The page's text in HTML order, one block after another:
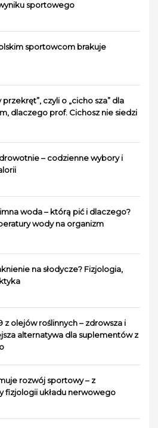
sportowego
sportowcom brakuje
przekręt”, czyli o „cicho sza” dla
dlaczego prof. Cichosz nie siedzi
– codzienne wybory i
woda – którą pić i dlaczego?
wody na organizm
na słodycze? Fizjologia,
z olejów roślinnych – zdrowsza i
alternatywa dla suplementów z
rozwój sportowy – z
fizjologii układu nerwowego